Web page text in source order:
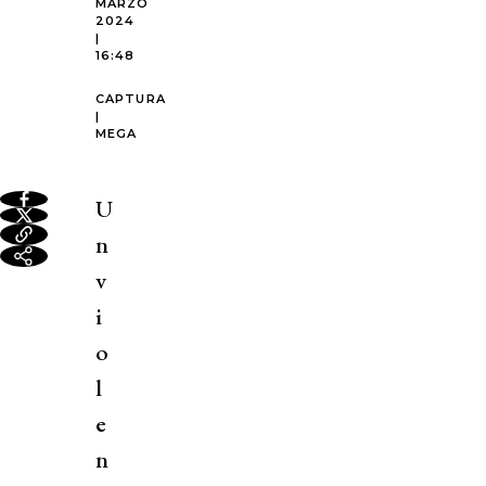
MARZO
2024
|
16:48
CAPTURA
|
MEGA
U
n
v
i
o
l
e
n